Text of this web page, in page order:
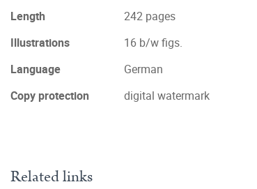
Length
242 pages
Illustrations
16 b/w figs.
Language
German
Copy protection
digital watermark
Related links